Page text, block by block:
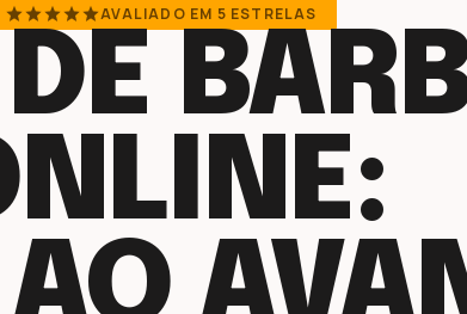
star star star star starAVALIADO EM 5 ESTRELAS